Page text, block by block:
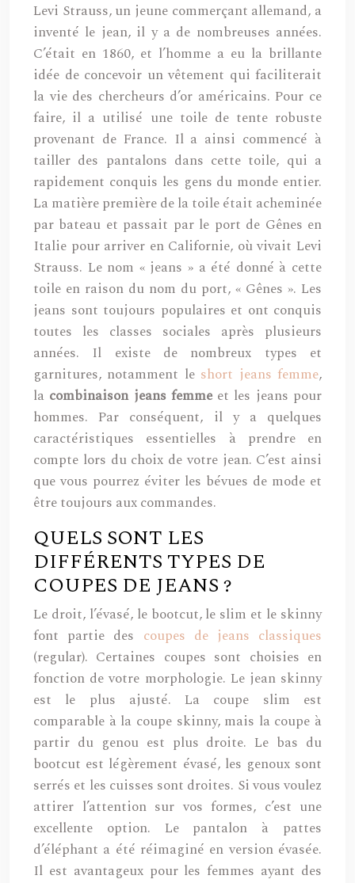
Levi Strauss, un jeune commerçant allemand, a
inventé le jean, il y a de nombreuses années.
C’était en 1860, et l’homme a eu la brillante
idée de concevoir un vêtement qui faciliterait
la vie des chercheurs d’or américains. Pour ce
faire, il a utilisé une toile de tente robuste
provenant de France. Il a ainsi commencé à
tailler des pantalons dans cette toile, qui a
rapidement conquis les gens du monde entier.
La matière première de la toile était acheminée
par bateau et passait par le port de Gênes en
Italie pour arriver en Californie, où vivait Levi
Strauss. Le nom « jeans » a été donné à cette
toile en raison du nom du port, « Gênes ». Les
jeans sont toujours populaires et ont conquis
toutes les classes sociales après plusieurs
années. Il existe de nombreux types et
garnitures, notamment le short jeans femme,
la combinaison jeans femmeet les jeans pour
hommes. Par conséquent, il y a quelques
caractéristiques essentielles à prendre en
compte lors du choix de votre jean. C’est ainsi
que vous pourrez éviter les bévues de mode et
être toujours aux commandes.
QUELS SONT LES
DIFFÉRENTS TYPES DE
COUPES DE JEANS ?
Le droit, l’évasé, le bootcut, le slim et le skinny
font partie des coupes de jeans classiques
(regular). Certaines coupes sont choisies en
fonction de votre morphologie. Le jean skinny
est le plus ajusté. La coupe slim est
comparable à la coupe skinny, mais la coupe à
partir du genou est plus droite. Le bas du
bootcut est légèrement évasé, les genoux sont
serrés et les cuisses sont droites. Si vous voulez
attirer l’attention sur vos formes, c’est une
excellente option. Le pantalon à pattes
d’éléphant a été réimaginé en version évasée.
Il est avantageux pour les femmes ayant des